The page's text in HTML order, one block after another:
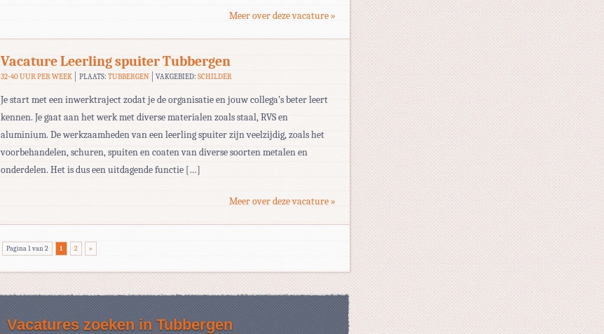
Meer over deze vacature »
Vacature Leerling spuiter Tubbergen
32-40 UUR PER WEEK PLAATS: TUBBERGEN VAKGEBIED:SCHILDER
Je start met een inwerktraject zodat je de organisatie en jouw collega’s beter leert
kennen. Je gaat aan het werk met diverse materialen zoals staal, RVS en
aluminium. De werkzaamheden van een leerling spuiter zijn veelzijdig, zoals het
voorbehandelen, schuren, spuiten en coaten van diverse soorten metalen en
onderdelen. Het is dus een uitdagende functie […]
Meer over deze vacature »
Pagina 1 van 2 1 2 »
Vacatures zoeken in Tubbergen